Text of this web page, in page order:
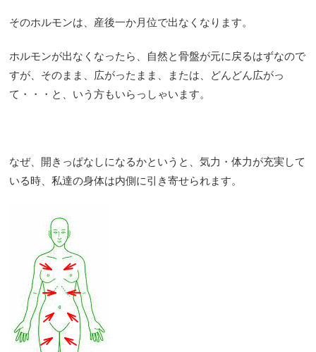
そのホルモンは、産後一か月位で出なくなります。
ホルモンが出なくなったら、自然と骨盤が元に戻るはずなので
すが、そのまま、広がったまま、または、どんどん広がっ
て・・・と、いう方もいらっしゃいます。
なぜ、開きっぱなしになるかというと、気力・体力が充実して
いる時、私達の身体は内側に引き寄せられます。